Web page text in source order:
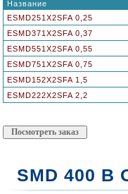
Название
ESMD251X2SFA 0,25
ESMD371X2SFA 0,37
ESMD551X2SFA 0,55
ESMD751X2SFA 0,75
ESMD152X2SFA 1,5
ESMD222X2SFA 2,2
SMD 400 В